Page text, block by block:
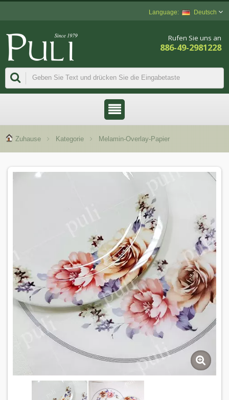
Deutsch
Rufen Sie uns an
886-49-2981228
Zuhause Kategorie Melamin-Overlay-Papier